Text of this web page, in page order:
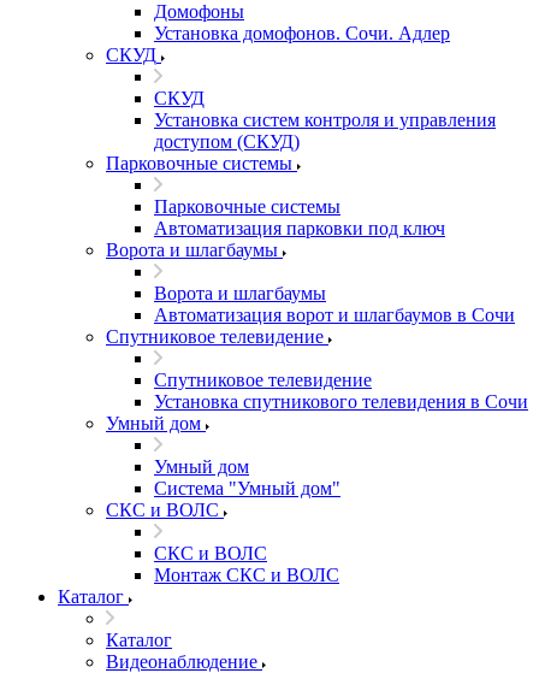
Домофоны
Установка домофонов. Сочи. Адлер
СКУД
СКУД
Установка систем контроля и управления
доступом (СКУД)
Парковочные системы
Парковочные системы
Автоматизация парковки под ключ
Ворота и шлагбаумы
Ворота и шлагбаумы
Автоматизация ворот и шлагбаумов в Сочи
Спутниковое телевидение
Спутниковое телевидение
Установка спутникового телевидения в Сочи
Умный дом
Умный дом
Система "Умный дом"
СКС и ВОЛС
СКС и ВОЛС
Монтаж СКС и ВОЛС
Каталог
Каталог
Видеонаблюдение